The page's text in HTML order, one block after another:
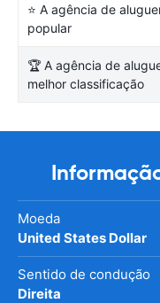
⭐ A agência de
popular
🏆 A agência de
melhor classificação
Moeda
United States Dollar
Sentido de condução
Direita